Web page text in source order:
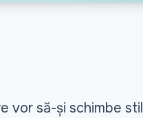
vor să-și schimbe